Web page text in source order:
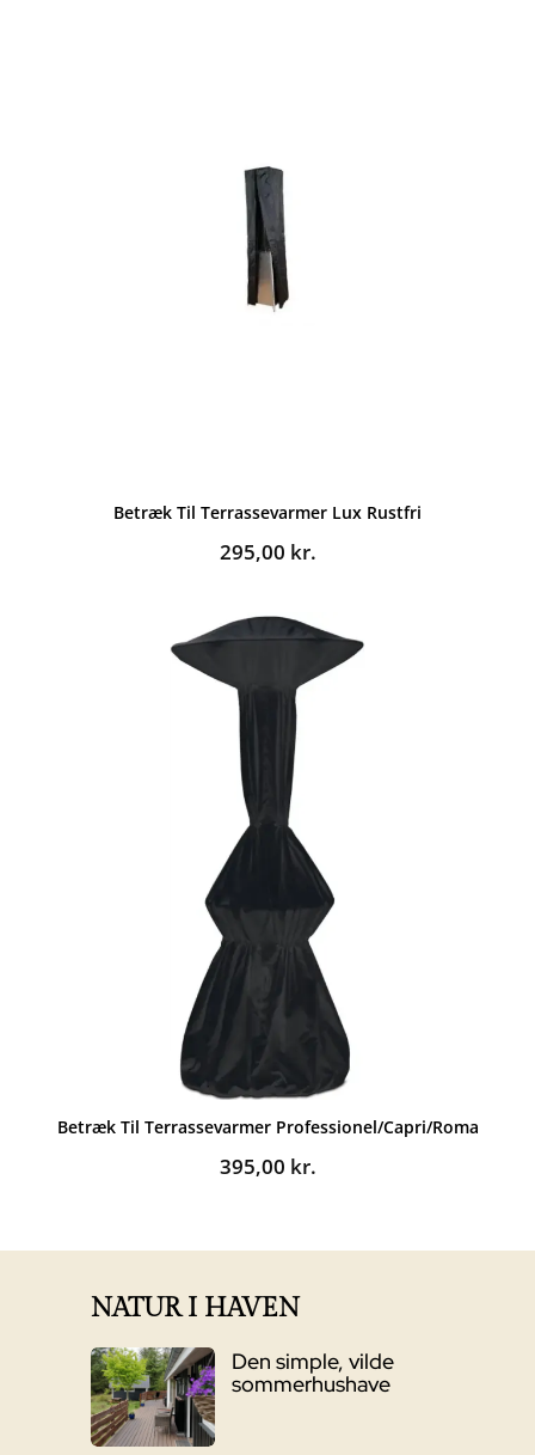
Betræk Til Terrassevarmer Lux Rustfri
295,00 kr.
Betræk Til Terrassevarmer Professionel/Capri/Roma
395,00 kr.
NATUR I HAVEN
Den simple, vilde
sommerhushave